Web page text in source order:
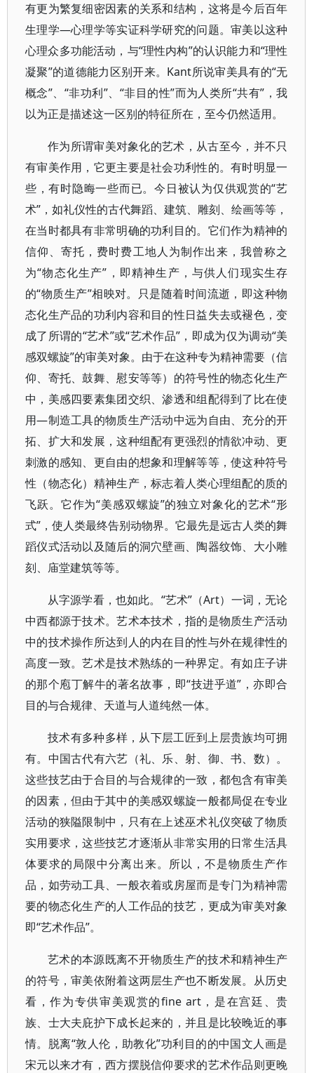
有更为繁复细密因素的关系和结构，这将是今后百年
生理学—心理学等实证科学研究的问题。审美以这种
心理众多功能活动，与“理性内构”的认识能力和“理性
凝聚”的道德能力区别开来。Kant所说审美具有的“无
概念”、“非功利”、“非目的性”而为人类所“共有”，我
以为正是描述这一区别的特征所在，至今仍然适用。
作为所谓审美对象化的艺术，从古至今，并不只
有审美作用，它更主要是社会功利性的。有时明显一
些，有时隐晦一些而已。今日被认为仅供观赏的“艺
术”，如礼仪性的古代舞蹈、建筑、雕刻、绘画等等，
在当时都具有非常明确的功利目的。它们作为精神的
信仰、寄托，费时费工地人为制作出来，我曾称之
为“物态化生产”，即精神生产，与供人们现实生存
的“物质生产”相映对。只是随着时间流逝，即这种物
态化生产品的功利内容和目的性日益失去或褪色，变
成了所谓的“艺术”或“艺术作品”，即成为仅为调动“美
感双螺旋”的审美对象。由于在这种专为精神需要（信
仰、寄托、鼓舞、慰安等等）的符号性的物态化生产
中，美感四要素集团交织、渗透和组配得到了比在使
用—制造工具的物质生产活动中远为自由、充分的开
拓、扩大和发展，这种组配有更强烈的情欲冲动、更
刺激的感知、更自由的想象和理解等等，使这种符号
性（物态化）精神生产，标志着人类心理组配的质的
飞跃。它作为“美感双螺旋”的独立对象化的艺术“形
式”，使人类最终告别动物界。它最先是远古人类的舞
蹈仪式活动以及随后的洞穴壁画、陶器纹饰、大小雕
刻、庙堂建筑等等。
从字源学看，也如此。“艺术”（Art）一词，无论
中西都源于技术。艺术本技术，指的是物质生产活动
中的技术操作所达到人的内在目的性与外在规律性的
高度一致。艺术是技术熟练的一种界定。有如庄子讲
的那个庖丁解牛的著名故事，即“技进乎道”，亦即合
目的与合规律、天道与人道纯然一体。
技术有多种多样，从下层工匠到上层贵族均可拥
有。中国古代有六艺（礼、乐、射、御、书、数）。
这些技艺由于合目的与合规律的一致，都包含有审美
的因素，但由于其中的美感双螺旋一般都局促在专业
活动的狭隘限制中，只有在上述巫术礼仪突破了物质
实用要求，这些技艺才逐渐从非常实用的日常生活具
体要求的局限中分离出来。所以，不是物质生产作
品，如劳动工具、一般衣着或房屋而是专门为精神需
要的物态化生产的人工作品的技艺，更成为审美对象
即“艺术作品”。
艺术的本源既离不开物质生产的技术和精神生产
的符号，审美依附着这两层生产也不断发展。从历史
看，作为专供审美观赏的fine art，是在宫廷、贵
族、士大夫庇护下成长起来的，并且是比较晚近的事
情。脱离“敦人伦，助教化”功利目的的中国文人画是
宋元以来才有，西方摆脱信仰要求的艺术作品则更晚